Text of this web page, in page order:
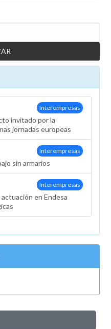
Interempresas
invitado por la
jornadas europeas
Interempresas
sin armarios
Interempresas
en Endesa